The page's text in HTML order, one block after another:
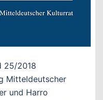
25/2018
Mitteldeutscher
und Harro